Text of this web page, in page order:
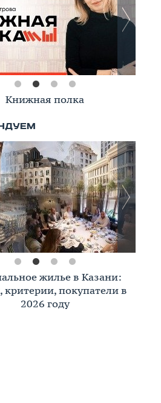
Книжная полка
жилье в Казани:
критерии, покупатели в
2026 году